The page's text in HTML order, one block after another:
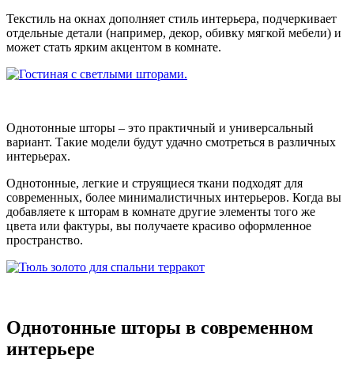
Текстиль на окнах дополняет стиль интерьера, подчеркивает
отдельные детали (например, декор, обивку мягкой мебели) и
может стать ярким акцентом в комнате.
Однотонные шторы – это практичный и универсальный
вариант. Такие модели будут удачно смотреться в различных
интерьерах.
Однотонные, легкие и струящиеся ткани подходят для
современных, более минималистичных интерьеров. Когда вы
добавляете к шторам в комнате другие элементы того же
цвета или фактуры, вы получаете красиво оформленное
пространство.
Однотонные шторы в современном
интерьере